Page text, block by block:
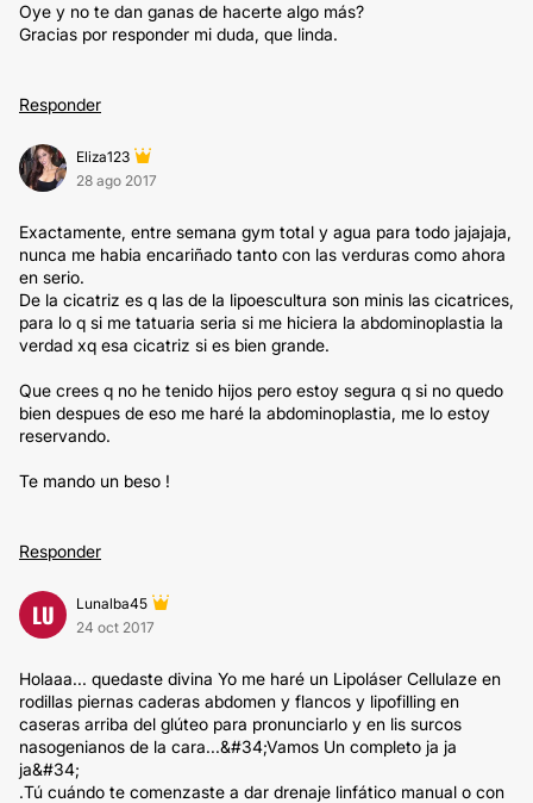
Oye y no te dan ganas de hacerte algo más?
Gracias por responder mi duda, que linda.
Responder
Eliza123
28 ago 2017
Exactamente, entre semana gym total y agua para todo jajajaja,
nunca me habia encariñado tanto con las verduras como ahora
en serio.
De la cicatriz es q las de la lipoescultura son minis las cicatrices,
para lo q si me tatuaria seria si me hiciera la abdominoplastia la
verdad xq esa cicatriz si es bien grande.
Que crees q no he tenido hijos pero estoy segura q si no quedo
bien despues de eso me haré la abdominoplastia, me lo estoy
reservando.
Te mando un beso !
Responder
LU
Lunalba45
24 oct 2017
Holaaa... quedaste divina Yo me haré un Lipoláser Cellulaze en
rodillas piernas caderas abdomen y flancos y lipofilling en
caseras arriba del glúteo para pronunciarlo y en lis surcos
nasogenianos de la cara...&#34;Vamos Un completo ja ja
ja&#34;
.Tú cuándo te comenzaste a dar drenaje linfático manual o con